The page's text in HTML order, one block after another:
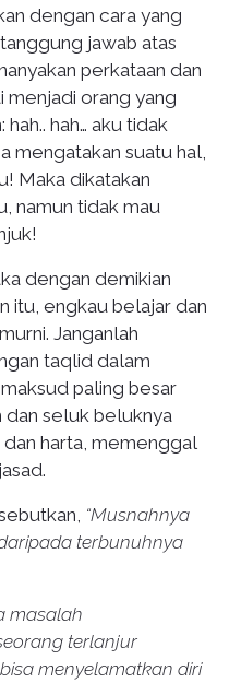
dengan cara yang
jawab atas
perkataan dan
menjadi orang yang
hah… aku tidak
mengatakan suatu hal,
Maka dikatakan
namun tidak mau
dengan demikian
itu, engkau belajar dan
Janganlah
taqlid dalam
paling besar
dan seluk beluknya
harta, memenggal
“Musnahnya
terbunuhnya
masalah
terlanjur
menyelamatkan diri